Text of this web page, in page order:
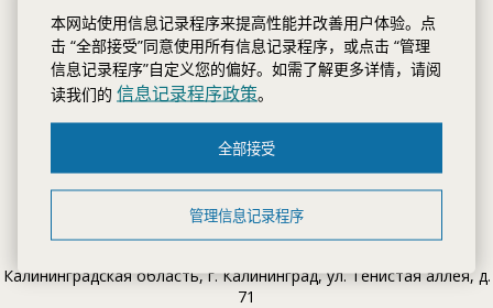
本网站使用信息记录程序来提高性能并改善用户体验。点
击 “全部接受”同意使用所有信息记录程序，或点击 “管理
信息记录程序”自定义您的偏好。如需了解更多详情，请阅
读我们的 信息记录程序政策。
全部接受
管理信息记录程序
ночей 25%.
联系方式
Калининградская область, г. Калининград, ул. Тенистая аллея, д.
71